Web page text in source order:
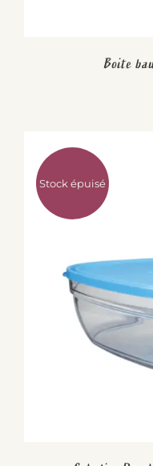
Boite
Stock épuisé